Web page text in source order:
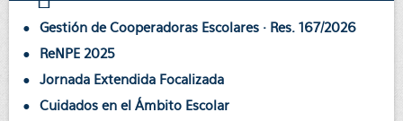
Gestión de Cooperadoras Escolares · Res. 167/2026
ReNPE 2025
Jornada Extendida Focalizada
Cuidados en el Ámbito Escolar